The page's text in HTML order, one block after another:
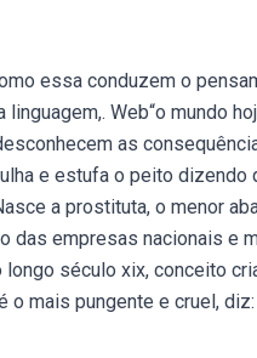
essa conduzem o
linguagem,. Web“o mundo
as
e estufa o peito
a prostituta, o menor
das empresas nacionais e
século xix, conceito
o mais pungente e cruel,